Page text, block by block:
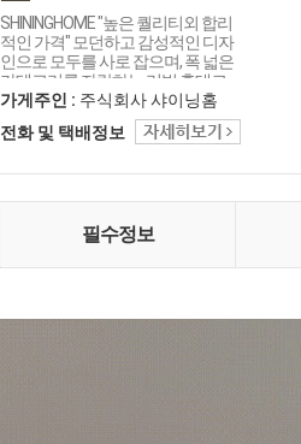
SHININGHOME "높은 퀄리티외 합리
적인 가격" 모던하고 감성적인 디자
인으로 모두를 사로 잡으며, 폭 넓은
카테고리를 자랑하는 리빙 홈데코
인테리어 샤이닝홈입니다.
가게주인 : 주식회사 샤이닝홈
전화 및 택배정보
필수정보